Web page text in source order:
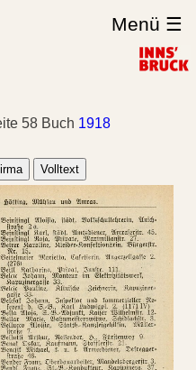
Menü ☰
58 Buch 1918
Volltext